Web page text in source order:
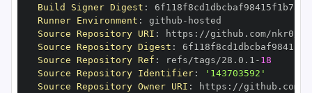
Build Signer Digest :
Runner Environment : github -
Source Repository URI : https :
Source Repository Digest :
Source Repository Ref : refs/tags/28.0.1 - 18
Source Repository Identifier:
'143703592'
Source Repository Owner URI : https :